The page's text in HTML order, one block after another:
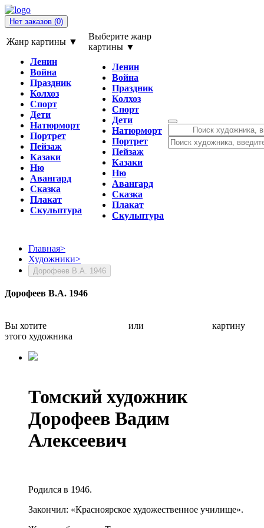
Нет заказов (0)
Жанр картины ▼
Ленин
Война
Праздник
Колхоз
Спорт
Дети
Натюрморт
Портрет
Пейзаж
Казаки
Ню
Авангард
Сказка
Плакат
Скульптура
Выберите жанр
картины ▼
Ленин
Война
Праздник
Колхоз
Спорт
Дети
Натюрморт
Портрет
Пейзаж
Казаки
Ню
Авангард
Сказка
Плакат
Скульптура
Главная>
Художники>
Дорофеев В.А. 1946
Дорофеев В.А. 1946
Вы хотите или
картину
этого художника
Томский художник
Дорофеев Вадим
Алексеевич
Родился в 1946.
Закончил: «Красноярское художественное училище».